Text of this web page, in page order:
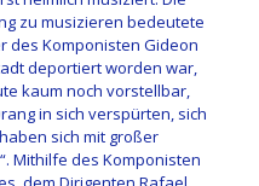
zu musizieren bedeutete
des Komponisten Gideon
deportiert worden war,
kaum noch vorstellbar,
in sich verspürten, sich
sich mit großer
Mithilfe des Komponisten